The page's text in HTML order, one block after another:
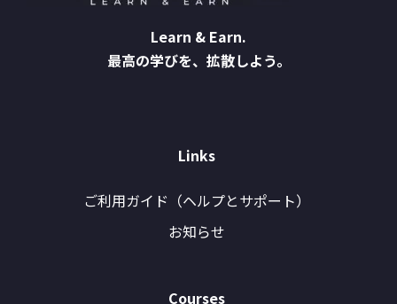
Learn & Earn.
最高の学びを、拡散しよう。
Links
ご利用ガイド（ヘルプとサポート）
お知らせ
Courses